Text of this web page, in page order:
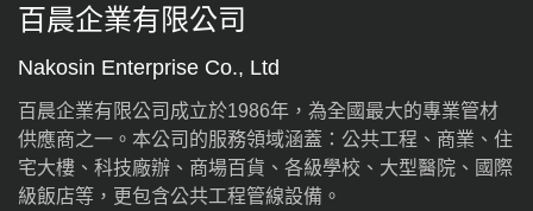
百晨企業有限公司
Nakosin Enterprise Co., Ltd
百晨企業有限公司成立於1986年，為全國最大的專業管材
供應商之一。本公司的服務領域涵蓋：公共工程、商業、住
宅大樓、科技廠辦、商場百貨、各級學校、大型醫院、國際
級飯店等，更包含公共工程管線設備。